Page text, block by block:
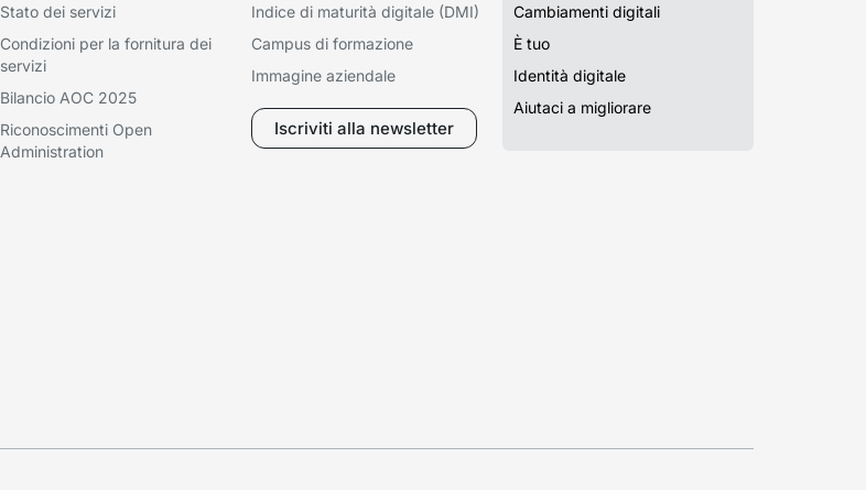
Stato dei servizi
Condizioni per la fornitura dei
servizi
Bilancio AOC 2025
Riconoscimenti Open
Administration
Indice di maturità digitale (DMI)
Campus di formazione
Immagine aziendale
Iscriviti alla newsletter
Cambiamenti digitali
È tuo
Identità digitale
Aiutaci a migliorare